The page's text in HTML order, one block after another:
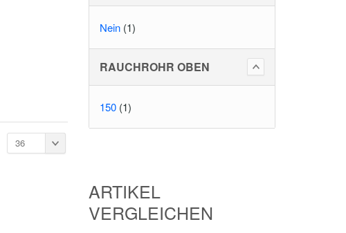
36
Nein (1)
RAUCHROHR OBEN
150 (1)
ARTIKEL
VERGLEICHEN